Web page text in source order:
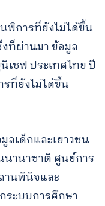
พิการที่ยังไม่ได้ขึ้น
ที่ผ่านมา ข้อมูล
ซฟ ประเทศไทย ปี
รที่ยังไม่ได้ขึ้น
ลเด็กและเยาวชน
นานาชาติ ศูนย์การ
านพินิจและ
ระบบการศึกษา